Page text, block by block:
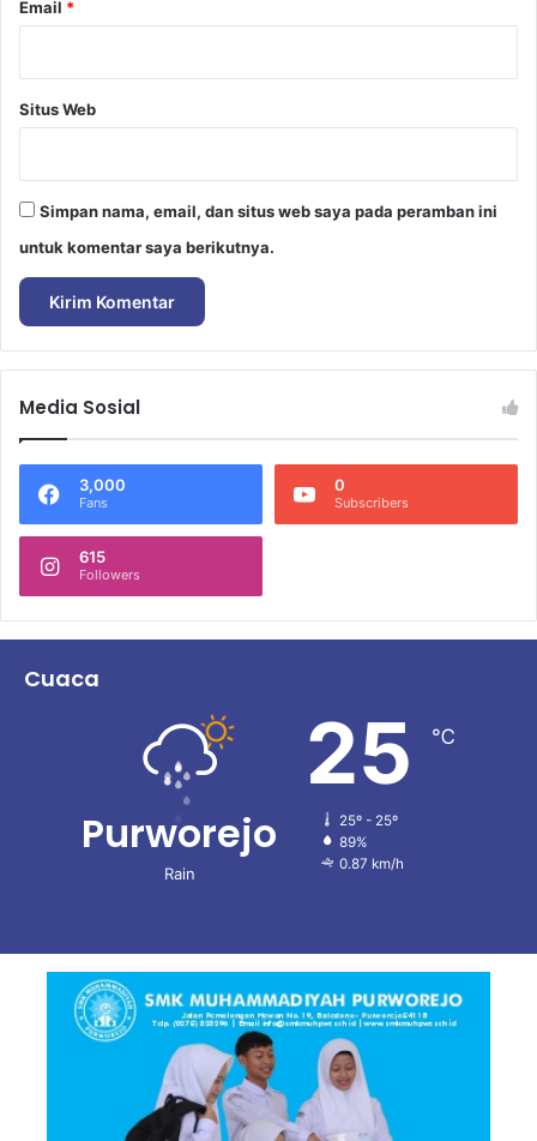
Email *
Situs Web
Simpan nama, email, dan situs web saya pada peramban ini
untuk komentar saya berikutnya.
Media Sosial
3,000
Fans
0
Subscribers
615
Followers
Cuaca
Purworejo
Rain
25 ℃
25º - 25º
89%
0.87 km/h